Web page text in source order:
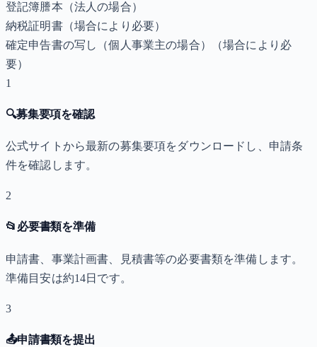
登記簿謄本（法人の場合）
納税証明書（場合により必要）
確定申告書の写し（個人事業主の場合）
（場合により必
要）
1
🔍募集要項を確認
公式サイトから最新の募集要項をダウンロードし、申請条
件を確認します。
2
📂 必要書類を準備
申請書、事業計画書、見積書等の必要書類を準備します。
準備目安は約14日です。
3
📤申請書類を提出